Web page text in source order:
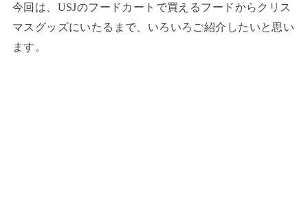
今回は、USJのフードカートで買えるフードからクリス
マスグッズにいたるまで、いろいろご紹介したいと思い
ます。